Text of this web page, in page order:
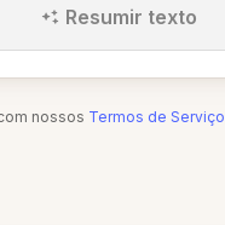
Resumir texto
nossos Termos de Serviço